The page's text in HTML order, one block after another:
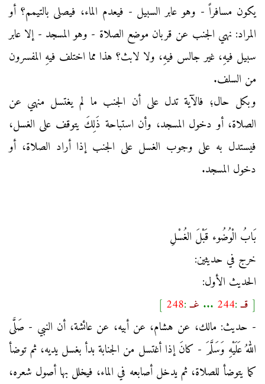
يكون مسافراً - وهو عابر السبيل - فيعدم الماء، فيصلى بالتيمم؟ أو
المراد: نهي الجنب عن قربان موضع الصلاة - وهو المسجد - إلا عابر
سبيل فيهِ، غير جالس فيهِ، ولا لابث؟ هذا مما اختلف فيهِ المفسرون
من السلف.
وبكل حال؛ فالآية تدل على أن الجنب ما لم يغتسل منهي عن
الصلاة، أو دخول المسجد، وأن استباحة ذَلِكَ يتوقف على الغسل،
فيستدل به على وجوب الغسل على الجنب إذا أراد الصلاة، أو
دخول المسجد.
بَابُ الْوُضُوء قَبْلَ الغُسْلِ
خرج في حديثين:
الحديث الأول:
[ قــ:
244
... غــ:
248
]
- حديث: مالك، عن هشام، عن أبيه، عن عائشة، أن النبي - صَلَّى
اللهُ عَلَيْهِ وَسَلَّمَ - كانَ إذا أغتسل من الجنابة بدأ بغسل يديه، ثم توضأ
كما يتوضأ للصلاة، ثم يدخل أصابعه في الماء، فيخلل بها أصول شعره،